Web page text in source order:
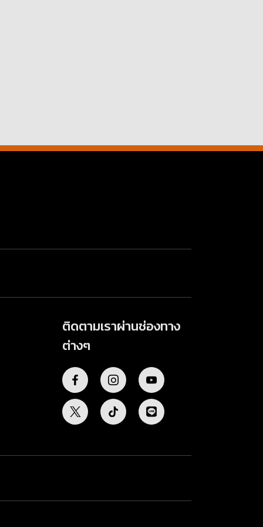
ติดตามเราผ่านช่องทาง
ต่างๆ